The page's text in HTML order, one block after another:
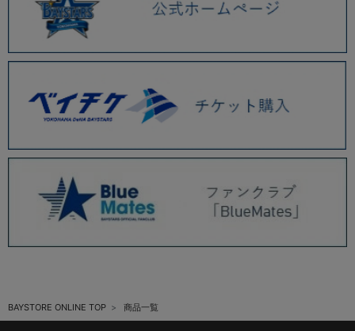
BAYSTORE ONLINE TOP 商品一覧